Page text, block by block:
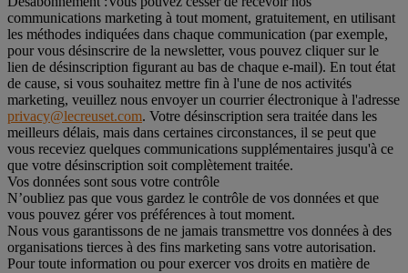
communications marketing à tout moment, gratuitement, en utilisant
les méthodes indiquées dans chaque communication (par exemple,
pour vous désinscrire de la newsletter, vous pouvez cliquer sur le
lien de désinscription figurant au bas de chaque e-mail). En tout état
de cause, si vous souhaitez mettre fin à l'une de nos activités
marketing, veuillez nous envoyer un courrier électronique à l'adresse
privacy@lecreuset.com. Votre désinscription sera traitée dans les
meilleurs délais, mais dans certaines circonstances, il se peut que
vous receviez quelques communications supplémentaires jusqu'à ce
que votre désinscription soit complètement traitée.
Vos données sont sous votre contrôle
N’oubliez pas que vous gardez le contrôle de vos données et que
vous pouvez gérer vos préférences à tout moment.
Nous vous garantissons de ne jamais transmettre vos données à des
organisations tierces à des fins marketing sans votre autorisation.
Pour toute information ou pour exercer vos droits en matière de